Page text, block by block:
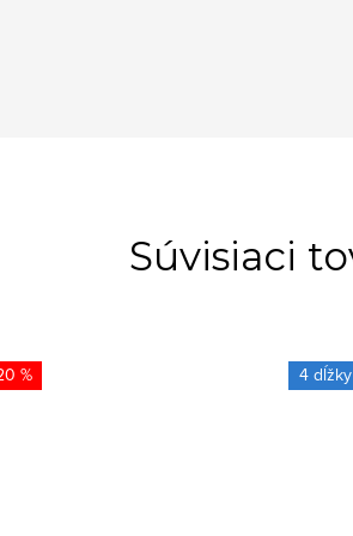
Súvisiaci
% 4 dĺžky